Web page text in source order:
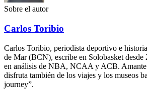
Sobre el autor
Carlos Toribio
Carlos Toribio, periodista deportivo e
de Mar (BCN), escribe en Solobasket desde
en análisis de NBA, NCAA y ACB. Amante
disfruta también de los viajes y los museos
journey”.